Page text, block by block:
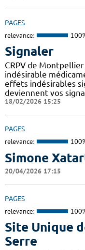
PAGES
relevance:
Signaler
CRPV de
indésirable
effets indésirables
deviennent vos
18/02/2026 15:25
PAGES
relevance:
Simone
20/04/2026 17:15
PAGES
relevance:
Site Unique
Serre